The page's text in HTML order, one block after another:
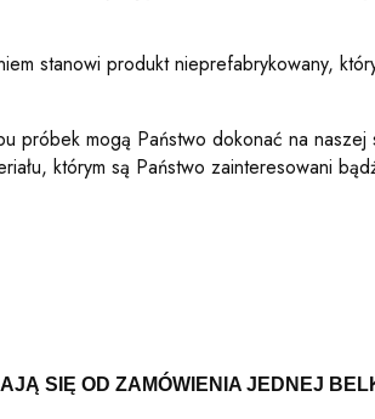
stanowi produkt nieprefabrykowany,
próbek mogą Państwo dokonać na naszej
którym są Państwo zainteresowani
SIĘ OD ZAMÓWIENIA JEDNEJ